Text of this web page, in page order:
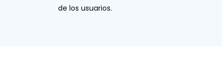
de los usuarios.